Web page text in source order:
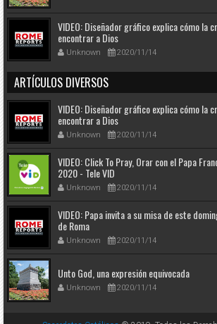
VIDEO: Diseñador gráfico explica cómo la
encontrar a Dios
Unknown 2020/11/14
ARTÍCULOS DIVERSOS
VIDEO: Diseñador gráfico explica cómo la
encontrar a Dios
Unknown 2020/11/14
VIDEO: Click To Pray, Orar con el Papa
2020 - Tele VID
Unknown 2020/11/14
VIDEO: Papa invita a su misa de este
de Roma
Unknown 2020/11/14
Unto God, una expresión equivocada
Unknown 2020/11/14